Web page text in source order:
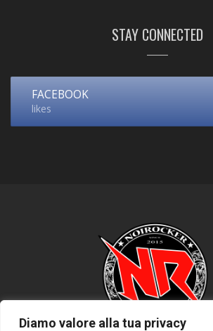
Diamo valore alla tua privacy
STAY CONNECTED
FACEBOOK
likes